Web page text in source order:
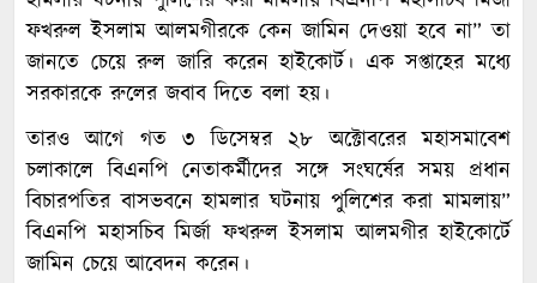
ফখরুল ইসলাম আলমগীরকে কেন জামিন দেওয়া হবে না” তা
জানতে চেয়ে রুল জারি করেন হাইকোর্ট। এক সপ্তাহের মধ্যে
সরকারকে রুলের জবাব দিতে বলা হয়।
তারও আগে গত ৩ ডিসেম্বর ২৮ অক্টোবরের মহাসমাবেশ
চলাকালে বিএনপি নেতাকর্মীদের সঙ্গে সংঘর্ষের সময় প্রধান
বিচারপতির বাসভবনে হামলার ঘটনায় পুলিশের করা মামলায়”
বিএনপি মহাসচিব মির্জা ফখরুল ইসলাম আলমগীর হাইকোর্টে
জামিন চেয়ে আবেদন করেন।